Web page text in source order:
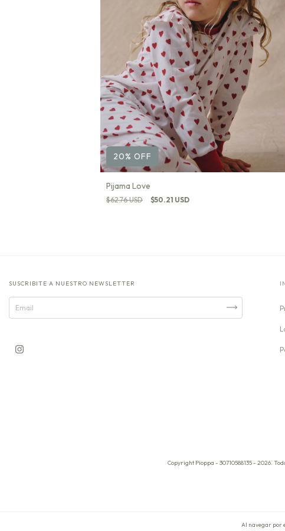
Al navegar por
20% OFF
Pijama Love
$62.76 USD $50.21 USD
SUSCRIBITE A NUESTRO NEWSLETTER
Copyright Pioppa - 30710588135 - 2026.